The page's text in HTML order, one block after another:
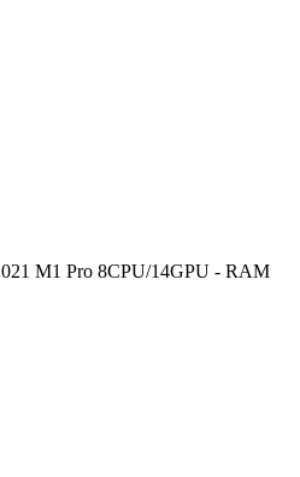
M1 Pro 8CPU/14GPU - RAM